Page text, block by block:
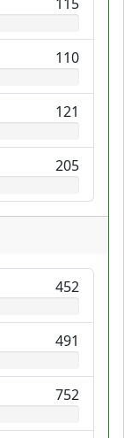
115
110
121
205
452
491
752